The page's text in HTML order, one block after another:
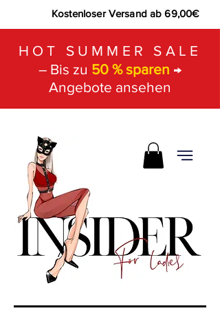
Kostenloser Versand ab 69,00€
HOT SUMMER SALE
– Bis zu 50 % sparen →
Angebote ansehen